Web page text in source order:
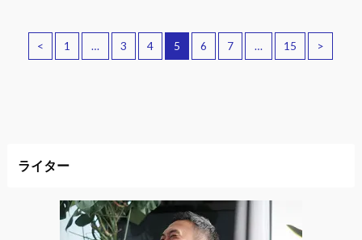
< 1 … 3 4 5 6 7 … 15 >
ライター